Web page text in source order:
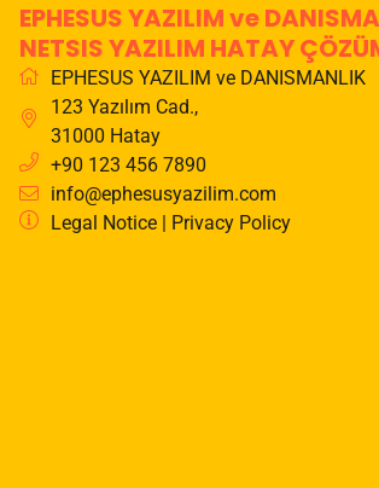
EPHESUS YAZILIM ve
NETSIS YAZILIM HATAY
EPHESUS YAZILIM ve DANISMANLIK
123 Yazılım Cad.,
31000 Hatay
+90 123 456 7890
info@ephesusyazilim.com
Legal Notice| Privacy Policy